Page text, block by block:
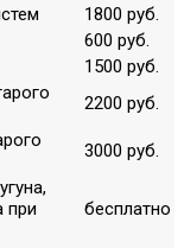
1800 руб.
600 руб.
1500 руб.
2200 руб.
3000 руб.
при
бесплатно